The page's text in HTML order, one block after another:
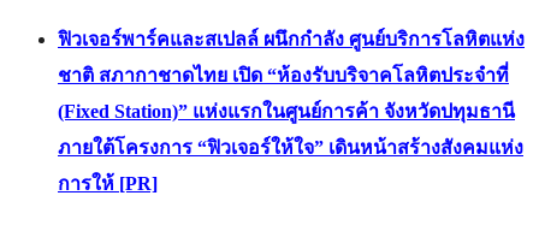
ฟิวเจอร์พาร์คและสเปลล์ ผนึกกำลัง ศูนย์บริการโลหิตแห่ง
ชาติ สภากาชาดไทย เปิด “ห้องรับบริจาคโลหิตประจำที่
(Fixed Station)” แห่งแรกในศูนย์การค้า จังหวัดปทุมธานี
ภายใต้โครงการ “ฟิวเจอร์ให้ใจ” เดินหน้าสร้างสังคมแห่ง
การให้ [PR]